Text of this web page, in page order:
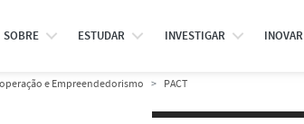
SOBRE ESTUDAR INVESTIGAR INOVAR
e Empreendedorismo PACT